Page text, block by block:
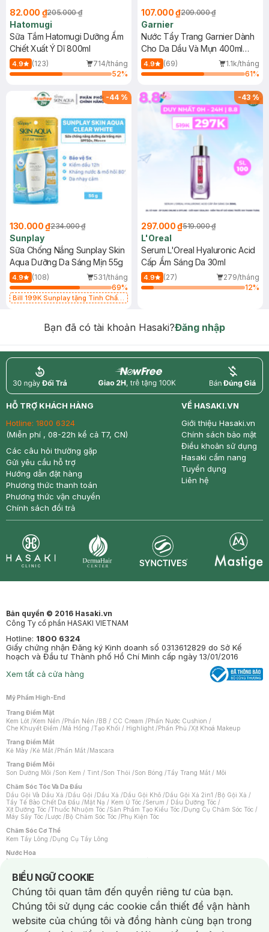
82.000 ₫205.000 ₫
Hatomugi
Sữa Tắm Hatomugi Dưỡng Ẩm
Chiết Xuất Ý Dĩ 800ml
4.9 (123)
714/tháng
52%
107.000 ₫209.000 ₫
Garnier
Nước Tẩy Trang Garnier Dành
Cho Da Dầu Và Mụn 400ml
(Mới)
4.9 (69)
1.1k/tháng
61%
-44 %
130.000 ₫234.000 ₫
Sunplay
Sữa Chống Nắng Sunplay Skin
Aqua Dưỡng Da Sáng Mịn 55g
4.9 (108)
531/tháng
69%
Bill 199K Sunplay tặng Tinh Chất
-43%
297.000 ₫519.000 ₫
L'Oreal
Serum L'Oreal Hyaluronic Acid
Cấp Ẩm Sáng Da 30ml
4.9 (27)
279/tháng
12%
Bạn đã có tài khoản Hasaki?Đăng nhập
return nowfree price
HỖ TRỢ KHÁCH HÀNG
Hotline: 1800 6324
(Miễn phí , 08-22h kể cả T7, CN)
Các câu hỏi thường gặp
Gửi yêu cầu hỗ trợ
Hướng dẫn đặt hàng
Phương thức thanh toán
Phương thức vận chuyển
Chính sách đổi trả
VỀ HASAKI.VN
Giới thiệu Hasaki.vn
Chính sách bảo mật
Điều khoản sử dụng
Hasaki cẩm nang
Tuyển dụng
Liên hệ
Bản quyền © 2016 Hasaki.vn
Công Ty cổ phần HASAKI VIETNAM
Hotline: 1800 6324
Giấy chứng nhận Đăng ký Kinh doanh số 0313612829 do Sở Kế
hoạch và Đầu tư Thành phố Hồ Chí Minh cấp ngày 13/01/2016
Xem tất cả cửa hàng
Mỹ Phẩm High-End
Trang Điểm Mặt
Kem Lót /Kem Nền /Phấn Nền /BB / CC Cream /Phấn Nước Cushion /
Che Khuyết Điểm /Má Hồng /Tạo Khối / Highlight /Phấn Phủ /Xịt Khoá Makeup
Trang Điểm Mắt
Kẻ Mày /Kẻ Mắt /Phấn Mắt /Mascara
Trang Điểm Môi
Son Dưỡng Môi /Son Kem / Tint /Son Thỏi /Son Bóng /Tẩy Trang Mắt / Môi
Chăm Sóc Tóc Và Da Đầu
Dầu Gội Và Dầu Xả /Dầu Gội /Dầu Xả /Dầu Gội Khô /Dầu Gội Xả 2in1 /Bộ Gội Xả /
Tẩy Tế Bào Chết Da Đầu /Mặt Nạ / Kem Ủ Tóc /Serum / Dầu Dưỡng Tóc /
Xịt Dưỡng Tóc /Thuốc Nhuộm Tóc /Sản Phẩm Tạo Kiểu Tóc /Dụng Cụ Chăm Sóc Tóc /
Máy Sấy Tóc /Lược /Bộ Chăm Sóc Tóc /Phụ Kiện Tóc
Chăm Sóc Cơ Thể
Kem Tẩy Lông /Dụng Cụ Tẩy Lông
Nước Hoa
Nước Hoa Nữ
Chăm Sóc Cá Nhân
Chống Muỗi /Khẩu Trang /Máy Massage/Mặt Nạ Xông Hơi /Nước Rửa Tay/
Sản Phẩm Chăm Sóc Khác /Bàn Chải Đánh Răng /Bàn Chải Điện/
Hỗ Trợ Trắng Răng/Kem Đánh Răng /Máy Tăm Nước/ Nước Súc Miệng/
Tăm / Chỉ Nha Khoa/ Xịt Thơm Miệng / Dung Dịch Vệ Sinh/Dưỡng Vùng Kín/
Khăn Ướt Vệ Sinh Vùng Kín/Băng Vệ Sinh/Tampon/Bọt Cạo Râu /Dao Cạo Râu/
Máy Cạo Râu
BIỂU NGỮ COOKIE
Notice about cookies usage
Chúng tôi quan tâm đến quyền riêng tư của bạn.
Chúng tôi sử dụng các cookie cần thiết để vận hành
website của chúng tôi và đồng hành cùng bạn trong